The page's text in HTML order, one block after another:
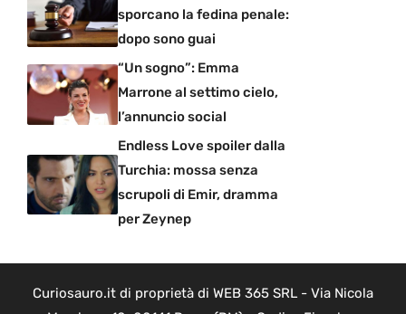
sporcano la fedina penale:
dopo sono guai
“Un sogno”: Emma
Marrone al settimo cielo,
l’annuncio social
Endless Love spoiler dalla
Turchia: mossa senza
scrupoli di Emir, dramma
per Zeynep
Curiosauro.it di proprietà di WEB 365 SRL - Via Nicola